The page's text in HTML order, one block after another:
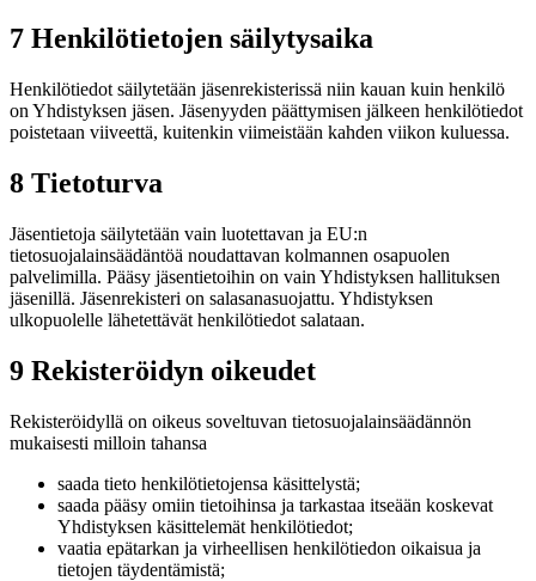
7 Henkilötietojen säilytysaika
Henkilötiedot säilytetään jäsenrekisterissä niin kauan kuin henkilö
on Yhdistyksen jäsen. Jäsenyyden päättymisen jälkeen henkilötiedot
poistetaan viiveettä, kuitenkin viimeistään kahden viikon kuluessa.
8 Tietoturva
Jäsentietoja säilytetään vain luotettavan ja EU:n
tietosuojalainsäädäntöä noudattavan kolmannen osapuolen
palvelimilla. Pääsy jäsentietoihin on vain Yhdistyksen hallituksen
jäsenillä. Jäsenrekisteri on salasanasuojattu. Yhdistyksen
ulkopuolelle lähetettävät henkilötiedot salataan.
9 Rekisteröidyn oikeudet
Rekisteröidyllä on oikeus soveltuvan tietosuojalainsäädännön
mukaisesti milloin tahansa
saada tieto henkilötietojensa käsittelystä;
saada pääsy omiin tietoihinsa ja tarkastaa itseään koskevat
Yhdistyksen käsittelemät henkilötiedot;
vaatia epätarkan ja virheellisen henkilötiedon oikaisua ja
tietojen täydentämistä;